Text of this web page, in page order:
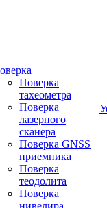
Поверка
тахеометра
Поверка
лазерного
сканера
Поверка GNSS
приемника
Поверка
теодолита
Поверка
нивелира